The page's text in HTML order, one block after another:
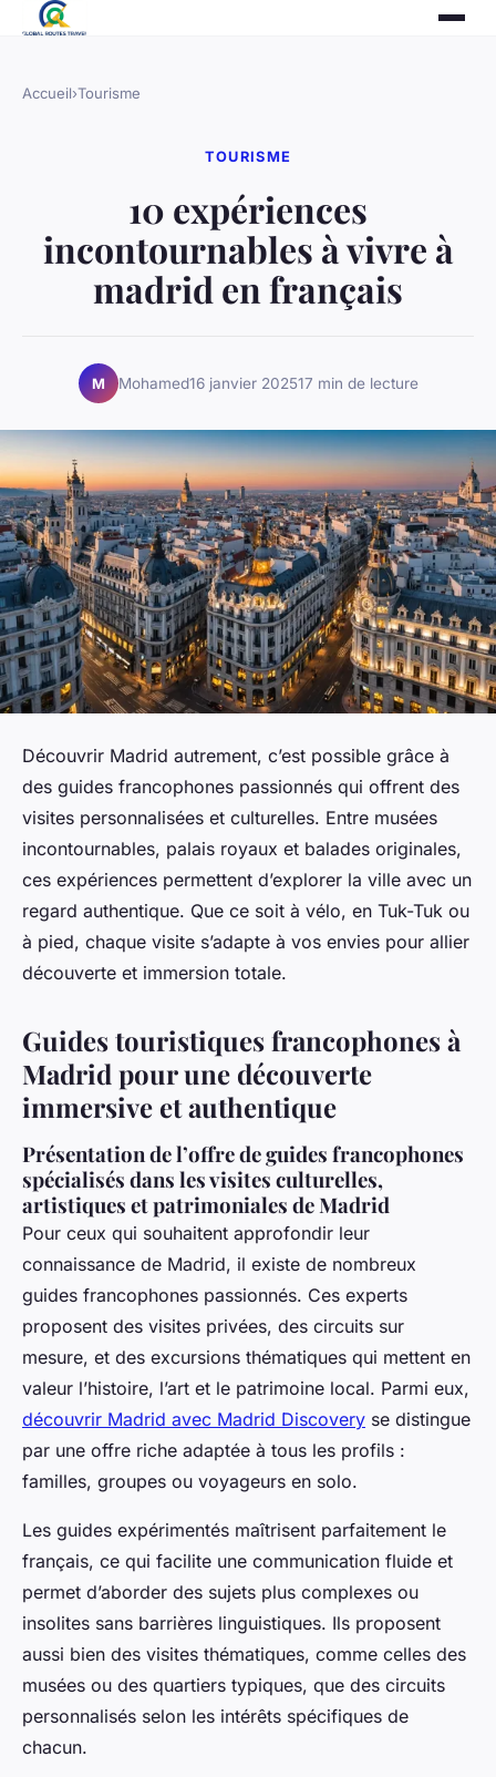
Accueil›Tourisme
TOURISME
10 expériences
incontournables à vivre à
madrid en français
M Mohamed16 janvier 202517 min de lecture
Découvrir Madrid autrement, c’est possible grâce à
des guides francophones passionnés qui offrent des
visites personnalisées et culturelles. Entre musées
incontournables, palais royaux et balades originales,
ces expériences permettent d’explorer la ville avec un
regard authentique. Que ce soit à vélo, en Tuk-Tuk ou
à pied, chaque visite s’adapte à vos envies pour allier
découverte et immersion totale.
Guides touristiques francophones à
Madrid pour une découverte
immersive et authentique
Présentation de l’offre de guides francophones
spécialisés dans les visites culturelles,
artistiques et patrimoniales de Madrid
Pour ceux qui souhaitent approfondir leur
connaissance de Madrid, il existe de nombreux
guides francophones passionnés. Ces experts
proposent des visites privées, des circuits sur
mesure, et des excursions thématiques qui mettent en
valeur l’histoire, l’art et le patrimoine local. Parmi eux,
découvrir Madrid avec Madrid Discovery se distingue
par une offre riche adaptée à tous les profils :
familles, groupes ou voyageurs en solo.
Les guides expérimentés maîtrisent parfaitement le
français, ce qui facilite une communication fluide et
permet d’aborder des sujets plus complexes ou
insolites sans barrières linguistiques. Ils proposent
aussi bien des visites thématiques, comme celles des
musées ou des quartiers typiques, que des circuits
personnalisés selon les intérêts spécifiques de
chacun.